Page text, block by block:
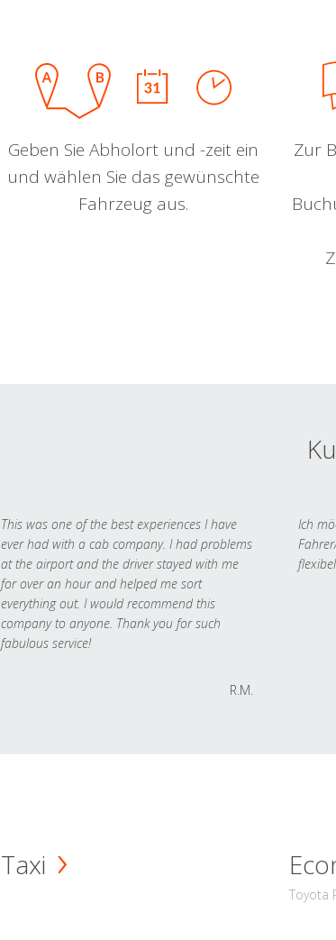
Geben Sie Abholort und -zeit ein
und wählen Sie das gewünschte
Fahrzeug aus.
Zur
This was one of the best experiences I have
ever had with a cab company. I had problems
at the airport and the driver stayed with me
for over an hour and helped me sort
everything out. I would recommend this
company to anyone. Thank you for such
fabulous service!
R.M.
Ich
Taxi
Toyota